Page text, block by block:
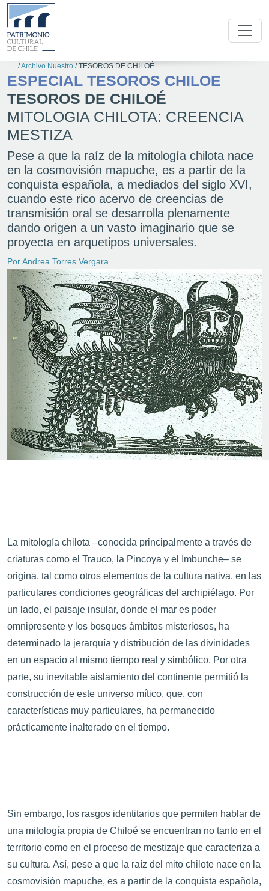
/Archivo Nuestro /TESOROS DE CHILOÉ
ESPECIAL TESOROS CHILOE
TESOROS DE CHILOÉ
MITOLOGIA CHILOTA: CREENCIA
MESTIZA
Pese a que la raíz de la mitología chilota nace
en la cosmovisión mapuche, es a partir de la
conquista española, a mediados del siglo XVI,
cuando este rico acervo de creencias de
transmisión oral se desarrolla plenamente
dando origen a un vasto imaginario que se
proyecta en arquetipos universales.
Por Andrea Torres Vergara
La mitología chilota –conocida principalmente a través de
criaturas como el Trauco, la Pincoya y el Imbunche– se
origina, tal como otros elementos de la cultura nativa, en las
particulares condiciones geográficas del archipiélago. Por
un lado, el paisaje insular, donde el mar es poder
omnipresente y los bosques ámbitos misteriosos, ha
determinado la jerarquía y distribución de las divinidades
en un espacio al mismo tiempo real y simbólico. Por otra
parte, su inevitable aislamiento del continente permitió la
construcción de este universo mítico, que, con
características muy particulares, ha permanecido
prácticamente inalterado en el tiempo.
Sin embargo, los rasgos identitarios que permiten hablar de
una mitología propia de Chiloé se encuentran no tanto en el
territorio como en el proceso de mestizaje que caracteriza a
su cultura. Así, pese a que la raíz del mito chilote nace en la
cosmovisión mapuche, es a partir de la conquista española,